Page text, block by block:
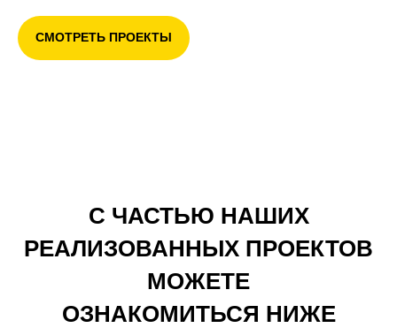
СМОТРЕТЬ ПРОЕКТЫ
С ЧАСТЬЮ НАШИХ
РЕАЛИЗОВАННЫХ ПРОЕКТОВ
МОЖЕТЕ
ОЗНАКОМИТЬСЯ НИЖЕ